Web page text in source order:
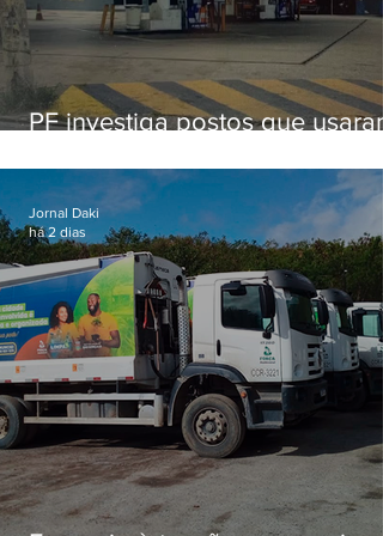
PF investiga postos que usaram
secretário morto em 2020
Jornal Daki
há 2 dias